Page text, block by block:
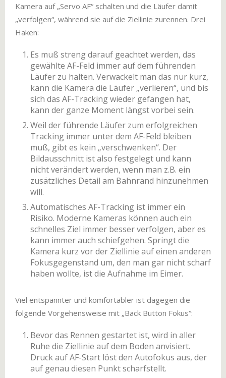
Kamera auf „Servo AF“ schalten und die Läufer damit
„verfolgen“, während sie auf die Ziellinie zurennen. Drei
Haken:
Es muß streng darauf geachtet werden, das
gewählte AF-Feld immer auf dem führenden
Läufer zu halten. Verwackelt man das nur kurz,
kann die Kamera die Läufer „verlieren“, und bis
sich das AF-Tracking wieder gefangen hat,
kann der ganze Moment längst vorbei sein.
Weil der führende Läufer zum erfolgreichen
Tracking immer unter dem AF-Feld bleiben
muß, gibt es kein „verschwenken“. Der
Bildausschnitt ist also festgelegt und kann
nicht verändert werden, wenn man z.B. ein
zusätzliches Detail am Bahnrand hinzunehmen
will.
Automatisches AF-Tracking ist immer ein
Risiko. Moderne Kameras können auch ein
schnelles Ziel immer besser verfolgen, aber es
kann immer auch schiefgehen. Springt die
Kamera kurz vor der Ziellinie auf einen anderen
Fokusgegenstand um, den man gar nicht scharf
haben wollte, ist die Aufnahme im Eimer.
Viel entspannter und komfortabler ist dagegen die
folgende Vorgehensweise mit „Back Button Fokus“:
Bevor das Rennen gestartet ist, wird in aller
Ruhe die Ziellinie auf dem Boden anvisiert.
Druck auf AF-Start löst den Autofokus aus, der
auf genau diesen Punkt scharfstellt.